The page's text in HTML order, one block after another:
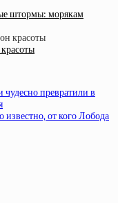
штормы: морякам
превратили в
известно, от кого Лобода